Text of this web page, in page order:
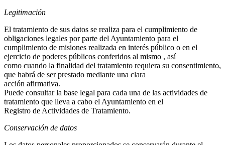
Legitimación
El tratamiento de sus datos se realiza para el cumplimiento de
obligaciones legales por parte del Ayuntamiento para el
cumplimiento de misiones realizada en interés público o en el
ejercicio de poderes públicos conferidos al mismo , así
como cuando la finalidad del tratamiento requiera su consentimiento,
que habrá de ser prestado mediante una clara
acción afirmativa.
Puede consultar la base legal para cada una de las actividades de
tratamiento que lleva a cabo el Ayuntamiento en el
Registro de Actividades de Tratamiento.
Conservación de datos